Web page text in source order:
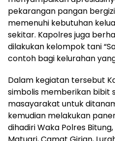
pekarangan pangan
memenuhi kebutuhan
sekitar. Kapolres juga
dilakukan kelompok tani
contoh bagi kelurahan
Dalam kegiatan tersebut
simbolis memberikan bibit
masayarakat untuk
kemudian melakukan
dihadiri Waka Polres